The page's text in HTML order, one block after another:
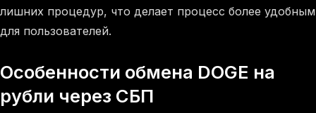
лишних процедур, что делает процесс более удобным
для пользователей.
Особенности обмена DOGE на
рубли через СБП